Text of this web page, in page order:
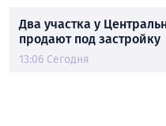
Два участка у
продают под застройку
13:06 Сегодня